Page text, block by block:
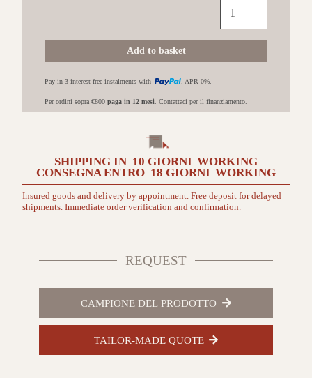
STEP
Blos
quantità
Add to basket
Pay in 3 interest-free instalments with . APR 0%.
Per ordini sopra €800 paga in 12 mesi. Contattaci per il finanziamento.
SHIPPING IN 10 GIORNI WORKING
CONSEGNA ENTRO 18 GIORNI WORKING
Insured goods and delivery by appointment. Free deposit for delayed
shipments. Immediate order verification and confirmation.
REQUEST
CAMPIONE DEL PRODOTTO
TAILOR-MADE QUOTE